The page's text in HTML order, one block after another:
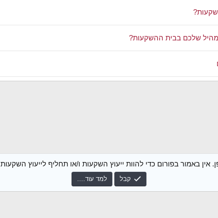
שלכם בבית ההשקעות?
אין באמור בפורום כדי להוות ייעוץ השקעות ו/או תחליף לייעוץ
קבל למד עוד.…